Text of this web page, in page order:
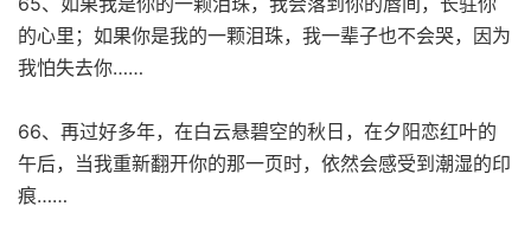
的心里；如果你是我的一颗泪珠，我一辈子也不会哭，因为
我怕失去你……
66、再过好多年，在白云悬碧空的秋日，在夕阳恋红叶的
午后，当我重新翻开你的那一页时，依然会感受到潮湿的印
痕……